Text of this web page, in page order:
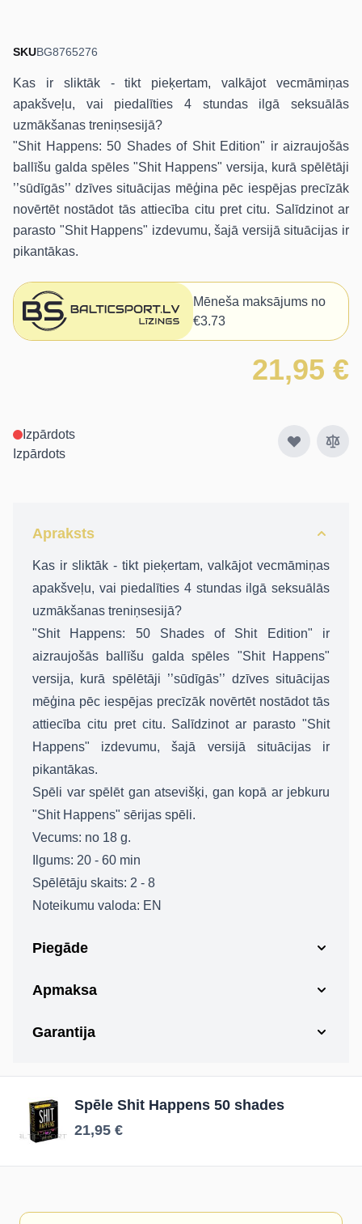
SKUBG8765276
Kas ir sliktāk - tikt pieķertam, valkājot vecmāmiņas
apakšveļu, vai piedalīties 4 stundas ilgā seksuālās
uzmākšanas treniņsesijā?
"Shit Happens: 50 Shades of Shit Edition" ir aizraujošās
ballīšu galda spēles "Shit Happens" versija, kurā spēlētāji
’’sūdīgās’’ dzīves situācijas mēģina pēc iespējas precīzāk
novērtēt nostādot tās attiecība citu pret citu. Salīdzinot ar
parasto "Shit Happens" izdevumu, šajā versijā situācijas ir
pikantākas.
Mēneša maksājums no
€3.73
21,95 €
Izpārdots
Izpārdots
Apraksts
Kas ir sliktāk - tikt pieķertam, valkājot vecmāmiņas
apakšveļu, vai piedalīties 4 stundas ilgā seksuālās
uzmākšanas treniņsesijā?
"Shit Happens: 50 Shades of Shit Edition" ir
aizraujošās ballīšu galda spēles "Shit Happens"
versija, kurā spēlētāji ’’sūdīgās’’ dzīves situācijas
mēģina pēc iespējas precīzāk novērtēt nostādot tās
attiecība citu pret citu. Salīdzinot ar parasto "Shit
Happens" izdevumu, šajā versijā situācijas ir
pikantākas.
Spēli var spēlēt gan atsevišķi, gan kopā ar jebkuru
"Shit Happens" sērijas spēli.
Vecums: no 18 g.
Ilgums: 20 - 60 min
Spēlētāju skaits: 2 - 8
Noteikumu valoda: EN
Piegāde
Apmaksa
Garantija
Spēle Shit Happens 50 shades
21,95 €
Gribu būt VIP klients!